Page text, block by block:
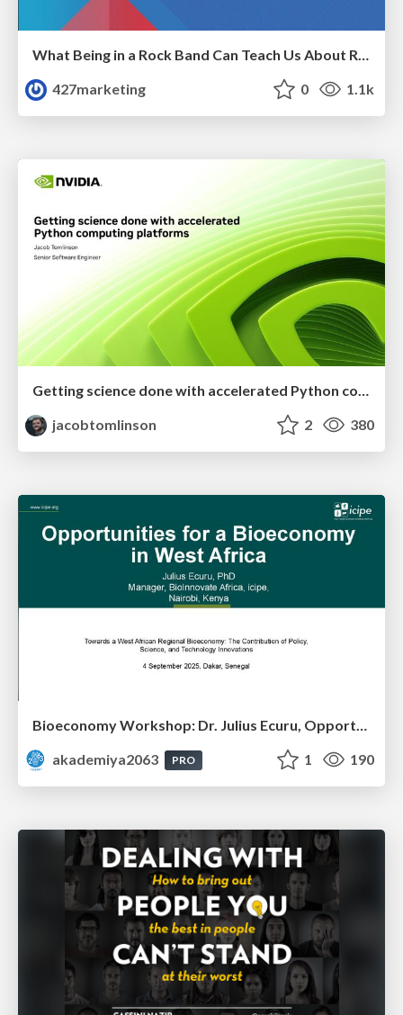
What Being in a Rock Band Can Teach Us About Real World SEO
427marketing
0 1.1k
jacobtomlinson
2 380
Bioeconomy Workshop: Dr. Julius Ecuru, Opportunities for a Bioeconomy in West Africa
akademiya2063
PRO 1 190